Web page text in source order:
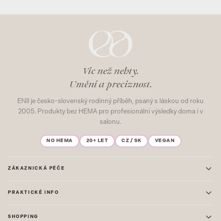
Víc než nehty.
Umění a preciznost.
ENII je česko-slovenský rodinný příběh, psaný s láskou od roku
2005. Produkty bez HEMA pro profesionální výsledky doma i v
salonu.
NO HEMA 20+ LET CZ / SK VEGAN
ZÁKAZNICKÁ PÉČE
Časté dotazy
Mapa stránek
PRAKTICKÉ INFO
SHOPPING